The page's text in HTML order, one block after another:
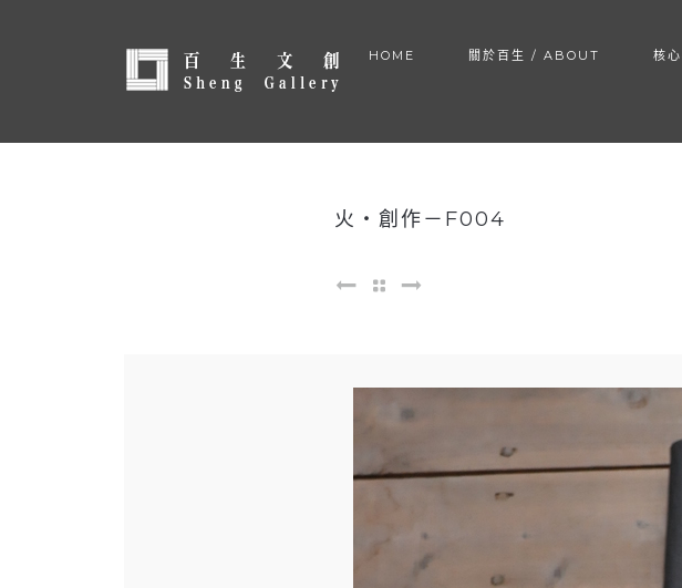
HOME 關於百生 / ABOUT 核
火・創作－F004
← ⚏ →